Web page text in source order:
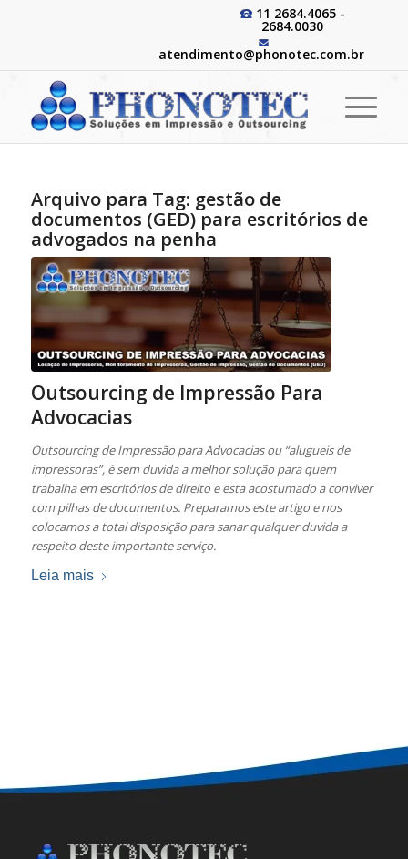
11 2684.4065 -
2684.0030
atendimento@phonotec.com.br
Arquivo para Tag: gestão de
documentos (GED) para escritórios de
advogados na penha
Outsourcing de Impressão Para
Advocacias
Outsourcing de Impressão para Advocacias ou “alugueis de
impressoras”, é sem duvida a melhor solução para quem
trabalha em escritórios de direito e esta acostumado a conviver
com pilhas de documentos. Preparamos este artigo e nos
colocamos a total disposição para sanar qualquer duvida a
respeito deste importante serviço.
Leia mais